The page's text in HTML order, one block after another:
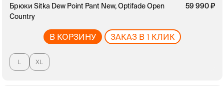
Брюки Sitka Dew Point Pant New, Optifade Open
Country
59 990
В КОРЗИНУ ЗАКАЗ В 1 КЛИК
L XL